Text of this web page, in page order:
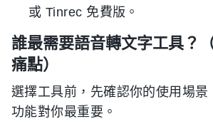
或 Tinrec 免費版。
誰最需要語音轉文字工具？
痛點）
選擇工具前，先確認你的使用場景
功能對你最重要。